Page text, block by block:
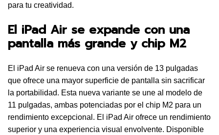
para tu creatividad.
El iPad Air se expande con una
pantalla más grande y chip M2
El iPad Air se renueva con una versión de 13 pulgadas
que ofrece una mayor superficie de pantalla sin sacrificar
la portabilidad. Esta nueva variante se une al modelo de
11 pulgadas, ambas potenciadas por el chip M2 para un
rendimiento excepcional. El iPad Air ofrece un rendimiento
superior y una experiencia visual envolvente. Disponible